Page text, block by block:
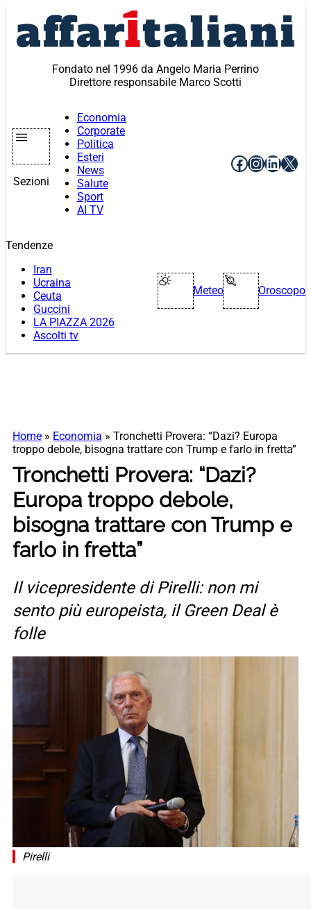
contenuto
Fondato nel 1996 da Angelo Maria Perrino
Direttore responsabile Marco Scotti
Sezioni
Economia
Corporate
Politica
Esteri
News
Salute
Sport
AI TV
Facebook
X
Tendenze
Iran
Ucraina
Ceuta
Guccini
LA PIAZZA 2026
Ascolti tv
Meteo Oroscopo
Home » Economia » Tronchetti Provera: “Dazi? Europa
troppo debole, bisogna trattare con Trump e farlo in fretta”
Tronchetti Provera: “Dazi?
Europa troppo debole,
bisogna trattare con Trump e
farlo in fretta”
Il vicepresidente di Pirelli: non mi
sento più europeista, il Green Deal è
folle
Pirelli